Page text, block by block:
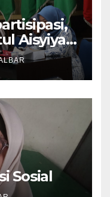
Aisyiyah
Program
Sosial